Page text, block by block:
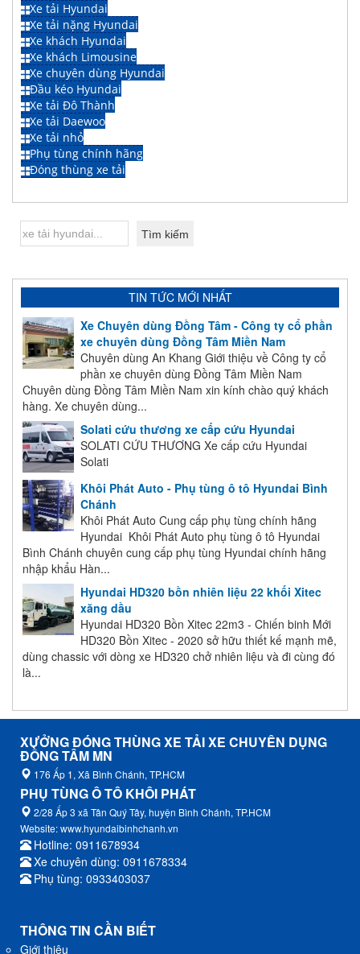
Xe tải Hyundai
Xe tải nặng Hyundai
Xe khách Hyundai
Xe khách Limousine
Xe chuyên dùng Hyundai
Đầu kéo Hyundai
Xe tải Đô Thành
Xe tải Daewoo
Xe tải nhỏ
Phụ tùng chính hãng
Đóng thùng xe tải
TIN TỨC MỚI NHẤT
Xe Chuyên dùng Đồng Tâm - Công ty cổ phần
xe chuyên dùng Đồng Tâm Miền Nam
Chuyên dùng An Khang Giới thiệu về Công ty cổ
phần xe chuyên dùng Đồng Tâm Miền Nam
Chuyên dùng Đồng Tâm Miền Nam xin kính chào quý khách
hàng. Xe chuyên dùng...
Solati cứu thương xe cấp cứu Hyundai
SOLATI CỨU THƯƠNG Xe cấp cứu Hyundai
Solati
Khôi Phát Auto - Phụ tùng ô tô Hyundai Bình
Chánh
Khôi Phát Auto Cung cấp phụ tùng chính hãng
Hyundai Khôi Phát Auto phụ tùng ô tô Hyundai
Bình Chánh chuyên cung cấp phụ tùng Hyundai chính hãng
nhập khẩu Hàn...
Hyundai HD320 bồn nhiên liệu 22 khối Xitec
xăng dầu
Hyundai HD320 Bồn Xitec 22m3 - Chiến binh Mới
HD320 Bồn Xitec - 2020 sở hữu thiết kế mạnh mẽ,
dùng chassic với dòng xe HD320 chở nhiên liệu và đi cùng đó
là...
XƯỞNG ĐÓNG THÙNG XE TẢI XE CHUYÊN DỤNG
ĐỒNG TÂM MN
176 Ấp 1, Xã Bình Chánh, TP.HCM
PHỤ TÙNG Ô TÔ KHÔI PHÁT
2/28 Ấp 3 xã Tân Quý Tây, huyện Bình Chánh, TP.HCM
Website: www.hyundaibinhchanh.vn
Hotline: 0911678934
Xe chuyên dùng: 0911678334
Phụ tùng: 0933403037
THÔNG TIN CẦN BIẾT
Giới thiệu